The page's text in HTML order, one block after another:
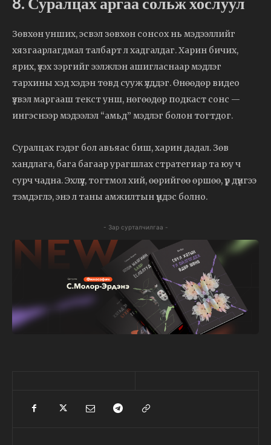
Зөвхөн унших, эсвэл зөвхөн сонсох нь мэдээллийг
хязгаарлагдмал талбарт л хадгалдаг. Харин бичих,
ярих, үзэх зэргийг ээлжлэн ашигласнаар мэдлэг
тархины хэд хэдэн төвд сууж үлддэг. Өнөөдөр видео
үзвэл маргааш текст унш, нөгөөдөр подкаст сонс —
ингэснээр мэдээлэл “амьд” мэдлэг болон тогтдог.
Суралцах гэдэг бол авьяас биш, харин дадал. Зөв
хандлага, бага багаар урагшлах стратегиар та юу ч
сурч чадна. Эхлүүл, тогтмол хий, өөрийгөө өршөө, үр дүнгээ
тэмдэглэ, энэ л таны амжилтын үндэс болно.
- Зар сурталчилгаа -